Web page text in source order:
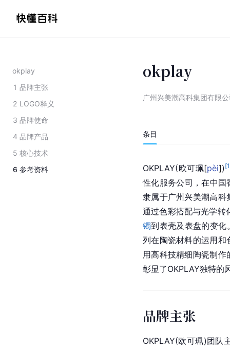
okplay
1 品牌主张
2 LOGO释义
3 品牌使命
4 品牌产品
5 核心技术
6 参考资料
okplay
广州兴美潮高科集团有限
条目
OKPLAY(欧可珮[pèi]) [1
性化服务公司，在中国
隶属于广州兴美潮高科
通过色彩搭配与光学转
镯到表壳及表盘的变化
列在陶瓷材料的运用和
用高科技精细陶瓷制
彰显了OKPLAY独特的
品牌主张
OKPLAY(欧可珮)团队